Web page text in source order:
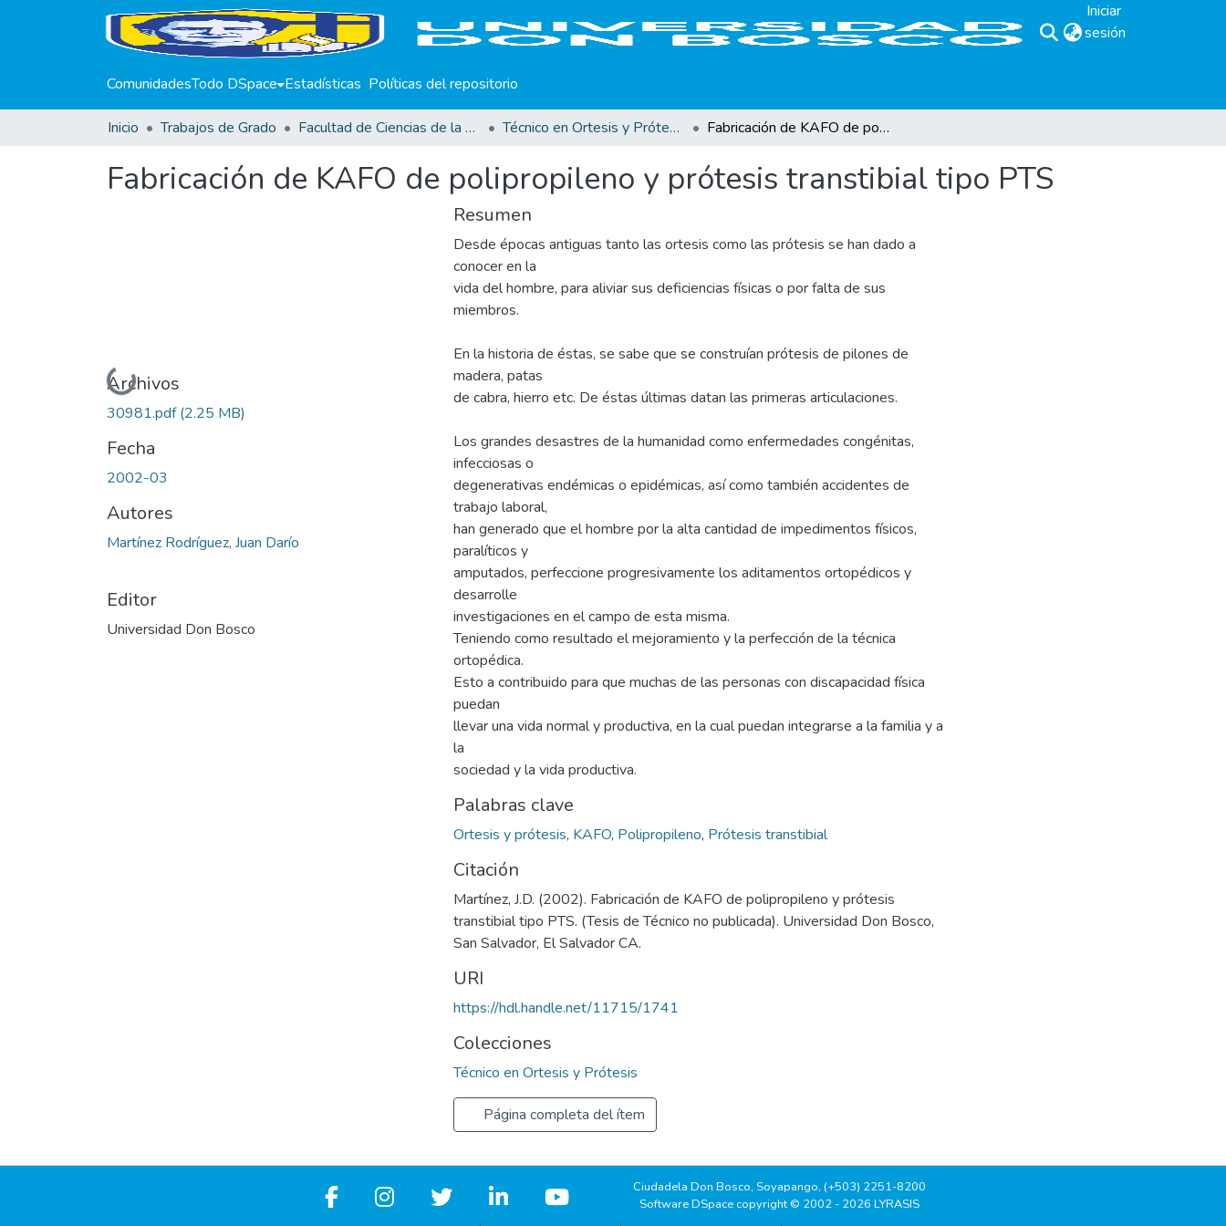
Iniciar
sesión
ComunidadesTodo DSpace Estadísticas Políticas del repositorio
Inicio Trabajos de Grado Facultad de Ciencias de la Rehabilitación Técnico en Ortesis y Prótesis Fabricación de KAFO de polipropileno y prótesis transtibial tipo PTS
Fabricación de KAFO de polipropileno y prótesis transtibial tipo PTS
Cargando...
Archivos
30981.pdf(2.25 MB)
Fecha
2002-03
Autores
Martínez Rodríguez, Juan Darío
Editor
Universidad Don Bosco
Resumen
Desde épocas antiguas tanto las ortesis como las prótesis se han dado a
conocer en la
vida del hombre, para aliviar sus deficiencias físicas o por falta de sus
miembros.
En la historia de éstas, se sabe que se construían prótesis de pilones de
madera, patas
de cabra, hierro etc. De éstas últimas datan las primeras articulaciones.
Los grandes desastres de la humanidad como enfermedades congénitas,
infecciosas o
degenerativas endémicas o epidémicas, así como también accidentes de
trabajo laboral,
han generado que el hombre por la alta cantidad de impedimentos físicos,
paralíticos y
amputados, perfeccione progresivamente los aditamentos ortopédicos y
desarrolle
investigaciones en el campo de esta misma.
Teniendo como resultado el mejoramiento y la perfección de la técnica
ortopédica.
Esto a contribuido para que muchas de las personas con discapacidad física
puedan
llevar una vida normal y productiva, en la cual puedan integrarse a la familia y a
la
sociedad y la vida productiva.
Palabras clave
Ortesis y prótesis, KAFO, Polipropileno, Prótesis transtibial
Citación
Martínez, J.D. (2002). Fabricación de KAFO de polipropileno y prótesis
transtibial tipo PTS. (Tesis de Técnico no publicada). Universidad Don Bosco,
San Salvador, El Salvador CA.
URI
https://hdl.handle.net/11715/1741
Colecciones
Técnico en Ortesis y Prótesis
Página completa del ítem
Ciudadela Don Bosco, Soyapango, (+503) 2251-8200
Software DSpace copyright © 2002 - 2026 LYRASIS